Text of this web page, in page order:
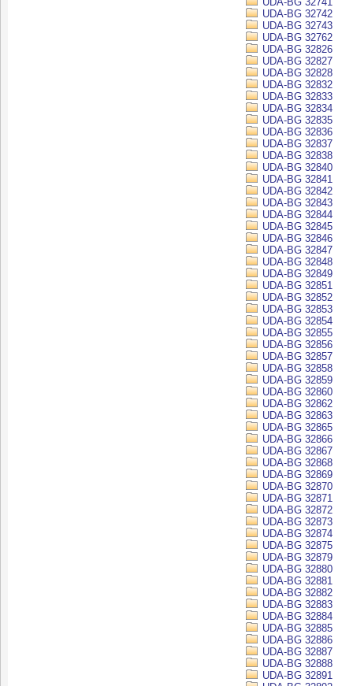
UDA-BG 32742
UDA-BG 32743
UDA-BG 32762
UDA-BG 32826
UDA-BG 32827
UDA-BG 32828
UDA-BG 32832
UDA-BG 32833
UDA-BG 32834
UDA-BG 32835
UDA-BG 32836
UDA-BG 32837
UDA-BG 32838
UDA-BG 32840
UDA-BG 32841
UDA-BG 32842
UDA-BG 32843
UDA-BG 32844
UDA-BG 32845
UDA-BG 32846
UDA-BG 32847
UDA-BG 32848
UDA-BG 32849
UDA-BG 32851
UDA-BG 32852
UDA-BG 32853
UDA-BG 32854
UDA-BG 32855
UDA-BG 32856
UDA-BG 32857
UDA-BG 32858
UDA-BG 32859
UDA-BG 32860
UDA-BG 32862
UDA-BG 32863
UDA-BG 32865
UDA-BG 32866
UDA-BG 32867
UDA-BG 32868
UDA-BG 32869
UDA-BG 32870
UDA-BG 32871
UDA-BG 32872
UDA-BG 32873
UDA-BG 32874
UDA-BG 32875
UDA-BG 32879
UDA-BG 32880
UDA-BG 32881
UDA-BG 32882
UDA-BG 32883
UDA-BG 32884
UDA-BG 32885
UDA-BG 32886
UDA-BG 32887
UDA-BG 32888
UDA-BG 32891